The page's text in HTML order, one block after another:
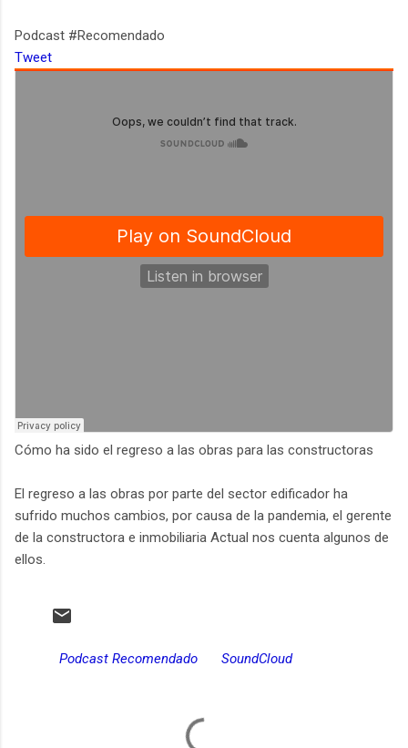
Podcast #Recomendado
Tweet
Cómo ha sido el regreso a las obras para las constructoras
El regreso a las obras por parte del sector edificador ha
sufrido muchos cambios, por causa de la pandemia, el gerente
de la constructora e inmobiliaria Actual nos cuenta algunos de
ellos.
Podcast Recomendado SoundCloud